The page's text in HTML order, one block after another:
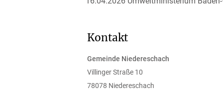
Kontakt
Gemeinde Niedereschach
Villinger Straße 10
78078 Niedereschach